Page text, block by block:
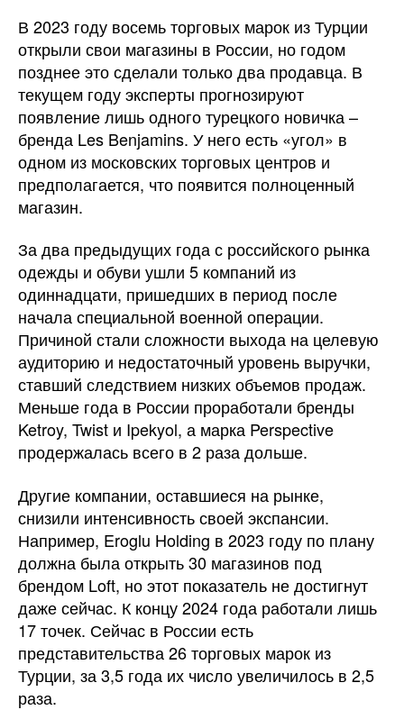
В 2023 году восемь торговых марок из Турции
открыли свои магазины в России, но годом
позднее это сделали только два продавца. В
текущем году эксперты прогнозируют
появление лишь одного турецкого новичка –
бренда Les Benjamins. У него есть «угол» в
одном из московских торговых центров и
предполагается, что появится полноценный
магазин.
За два предыдущих года с российского рынка
одежды и обуви ушли 5 компаний из
одиннадцати, пришедших в период после
начала специальной военной операции.
Причиной стали сложности выхода на целевую
аудиторию и недостаточный уровень выручки,
ставший следствием низких объемов продаж.
Меньше года в России проработали бренды
Ketroy, Twist и Ipekyol, а марка Perspective
продержалась всего в 2 раза дольше.
Другие компании, оставшиеся на рынке,
снизили интенсивность своей экспансии.
Например, Eroglu Holding в 2023 году по плану
должна была открыть 30 магазинов под
брендом Loft, но этот показатель не достигнут
даже сейчас. К концу 2024 года работали лишь
17 точек. Сейчас в России есть
представительства 26 торговых марок из
Турции, за 3,5 года их число увеличилось в 2,5
раза.